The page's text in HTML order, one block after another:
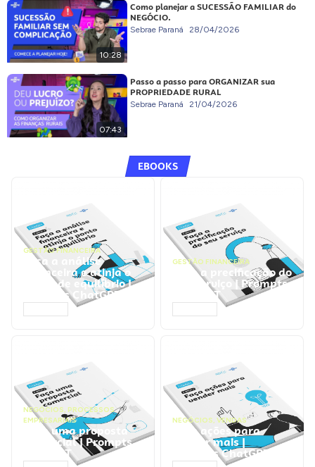
10:28
Como planejar a SUCESSÃO FAMILIAR do
NEGÓCIO.
Sebrae Paraná 28/04/2026
07:43
Passo a passo para ORGANIZAR sua
PROPRIEDADE RURAL
Sebrae Paraná 21/04/2026
EBOOKS
GESTÃO FINANCEIRA
Faça a análise
financeira e atinja o
ponto de equilíbrio |
Prompts ChatGPT
GESTÃO FINANCEIRA
Faça a precificação do
seu serviço | Prompts
ChatGPT
NEGÓCIOS, PROCESSOS
EMPRESARIAIS
Faça uma proposta
comercial | Prompts
ChatGPT
NEGÓCIOS, VENDAS
Faça ações para
vender mais |
Prompts ChatGPT